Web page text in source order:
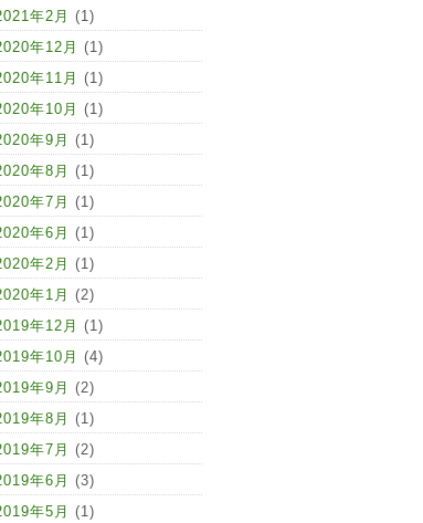
年2月 (1)
年12月 (1)
年11月 (1)
年10月 (1)
年9月 (1)
年8月 (1)
年7月 (1)
年6月 (1)
年2月 (1)
年1月 (2)
年12月 (1)
年10月 (4)
年9月 (2)
年8月 (1)
年7月 (2)
年6月 (3)
年5月 (1)